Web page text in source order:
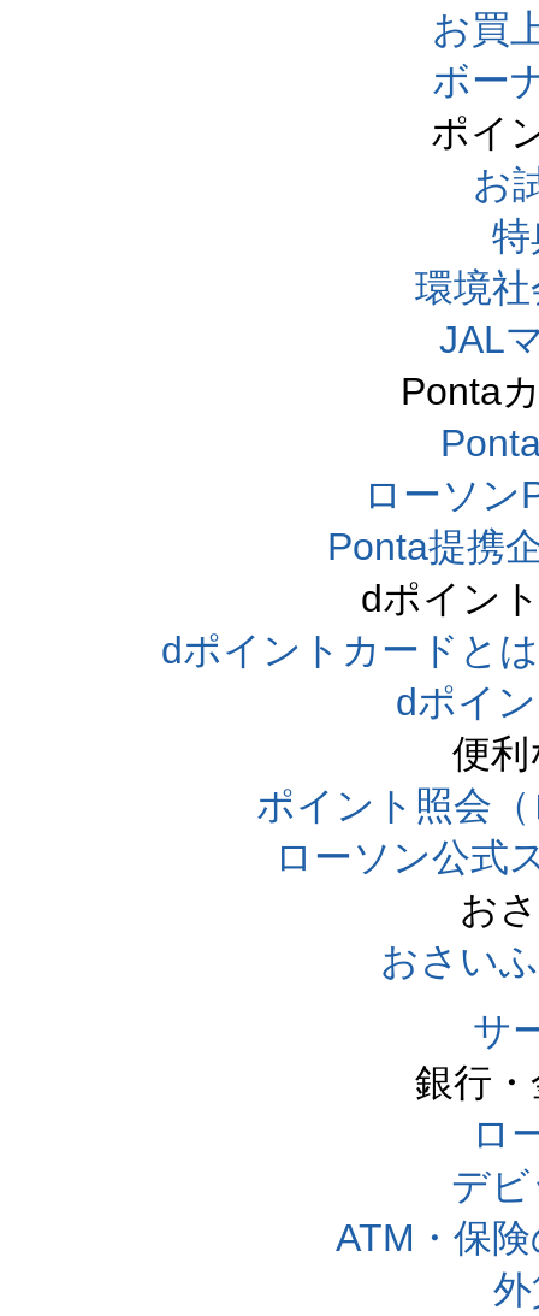
お買
ボー
ポイ
お
環境
JAL
Ponta
ローソン
Ponta提携
dポイン
dポイントカードと
dポイ
便
ポイント照会
ローソン公式
お
おさい
サ
銀行
ロ
デ
ATM・保